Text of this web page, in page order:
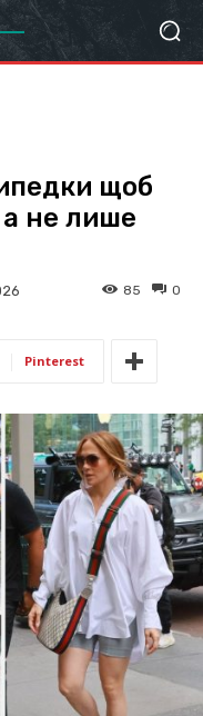
щоб
а не лише
0
85
Pinterest